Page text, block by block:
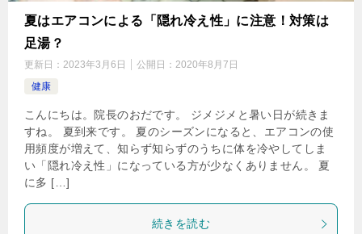
夏はエアコンによる「隠れ冷え性」に注意！対策は
足湯？
更新日： 2023年3月6日 公開日： 2020年8月7日
健康
こんにちは。院長のおだです。 ジメジメと暑い日が続きま
すね。 夏到来です。 夏のシーズンになると、エアコンの使
用頻度が増えて、知らず知らずのうちに体を冷やしてしま
い「隠れ冷え性」になっている方が少なくありません。 夏
に多 […]
続きを読む